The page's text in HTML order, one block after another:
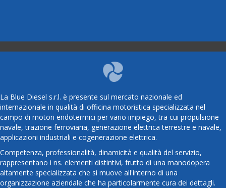
La Blue Diesel s.r.l. è presente sul mercato nazionale ed
internazionale in qualità di officina motoristica specializzata nel
campo di motori endotermici per vario impiego, tra cui propulsione
navale, trazione ferroviaria, generazione elettrica terrestre e navale,
applicazioni industriali e cogenerazione elettrica.
Competenza, professionalità, dinamicità e qualità del servizio,
rappresentano i ns. elementi distintivi, frutto di una manodopera
altamente specializzata che si muove all'interno di una
organizzazione aziendale che ha particolarmente cura dei dettagli.